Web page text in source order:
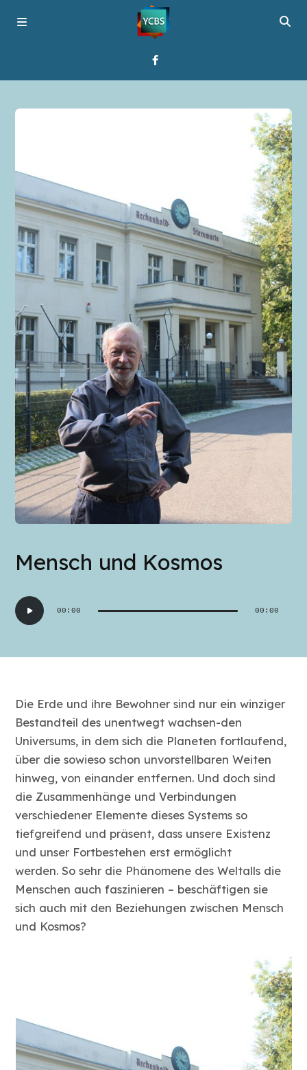
Über YCBS
Media Bridges
Mensch und Kosmos
Audio-
Player
00:00 00:00
Die Erde und ihre Bewohner sind nur ein winziger
Bestandteil des unentwegt wachsen-den
Universums, in dem sich die Planeten fortlaufend,
über die sowieso schon unvorstellbaren Weiten
hinweg, von einander entfernen. Und doch sind
die Zusammenhänge und Verbindungen
verschiedener Elemente dieses Systems so
tiefgreifend und präsent, dass unsere Existenz
und unser Fortbestehen erst ermöglicht
werden. So sehr die Phänomene des Weltalls die
Menschen auch faszinieren – beschäftigen sie
sich auch mit den Beziehungen zwischen Mensch
und Kosmos?